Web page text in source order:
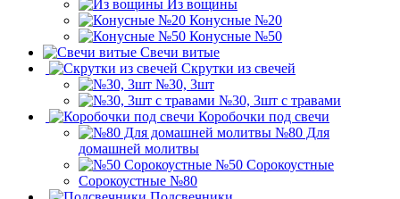
Из вощины
Конусные №20
Конусные №50
Свечи витые
Скрутки из свечей
№30, 3шт
№30, 3шт с травами
Коробочки под свечи
№80 Для
домашней молитвы
№50 Сорокоустные
Сорокоустные №80